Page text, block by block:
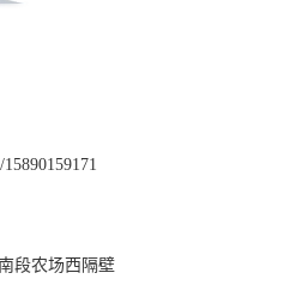
段农场西隔壁